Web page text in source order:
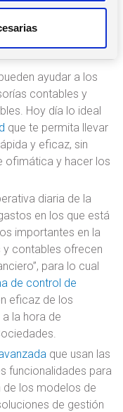
ayudar a
ayudar a los
contables y
Hoy día lo ideal
que te permita llevar
y eficaz, sin
ofimática y hacer los
diaria de la
en los que está
importantes en la
contables ofrecen
para lo cual
de control de
eficaz de los
la hora de
que usan las
funcionalidades para
de los modelos de
de gestión